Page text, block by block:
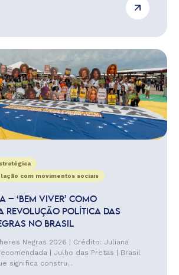
com movimentos sociais
– ‘BEM VIVER’ COMO
REVOLUÇÃO POLÍTICA DAS
NO BRASIL
Negras 2026 | Crédito: Juliana
| Julho das Pretas | Brasil
significa constru...